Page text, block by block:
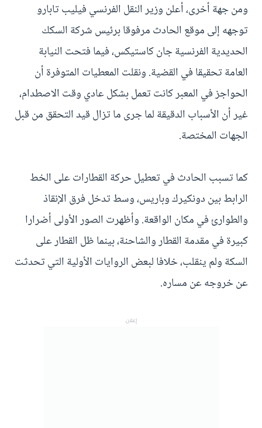
ومن جهة أخرى، أعلن وزير النقل الفرنسي فيليب تابارو
توجهه إلى موقع الحادث مرفوقا برئيس شركة السكك
الحديدية الفرنسية جان كاستيكس، فيما فتحت النيابة
العامة تحقيقا في القضية. ونقلت المعطيات المتوفرة أن
الحواجز في المعبر كانت تعمل بشكل عادي وقت الاصطدام،
غير أن الأسباب الدقيقة لما جرى ما تزال قيد التحقق من قبل
الجهات المختصة.
كما تسبب الحادث في تعطيل حركة القطارات على الخط
الرابط بين دونكيرك وباريس، وسط تدخل فرق الإنقاذ
والطوارئ في مكان الواقعة. وأظهرت الصور الأولى أضرارا
كبيرة في مقدمة القطار والشاحنة، بينما ظل القطار على
السكة ولم ينقلب، خلافا لبعض الروايات الأولية التي تحدثت
عن خروجه عن مساره.
إعلان